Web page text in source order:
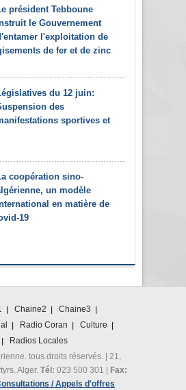
président Tebboune
le Gouvernement
l'exploitation de
de fer et de zinc
du 12 juin:
des
sportives et
coopération sino-
un modèle
en matière de
19
Chaine2
Chaine3
Radio Coran
Culture
Radios Locales
tous droits réservés. | 21,
Alger. Tél: 023 500 301 |
Fax:
/ Appels d'offres